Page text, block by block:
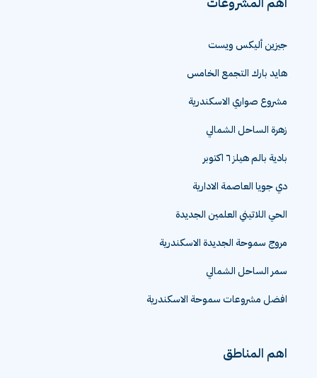
جيزين أليكس ويست
هايد بارك التجمع الخامس
مشروع صواري الاسكندرية
زهرة الساحل الشمالي
بادية بالم هيلز ٦ اكتوبر
دي جويا العاصمة الادارية
الحي اللاتيني العلمين الجديدة
مروج سموحة الجديدة الاسكندرية
سمر الساحل الشمالي
افضل مشروعات سموحة الاسكندرية
اهم المناطق